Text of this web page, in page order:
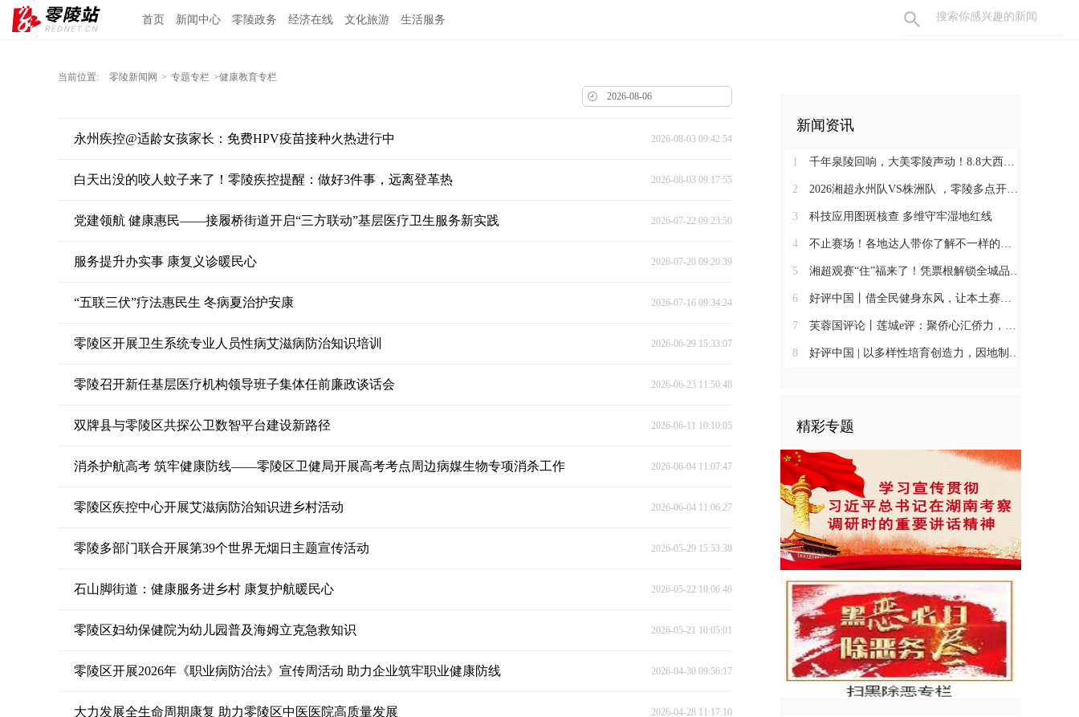
首页 新闻中心 零陵政务 经济在线 文化旅游 生活服务
当前位置: 零陵新闻网 > 专题专栏 >健康教育专栏
永州疾控@适龄女孩家长：免费HPV疫苗接种火热进行中 2026-08-03 09:42:54
白天出没的咬人蚊子来了！零陵疾控提醒：做好3件事，远离登革热 2026-08-03 09:17:55
党建领航 健康惠民——接履桥街道开启“三方联动”基层医疗卫生服务新实践 2026-07-22 09:23:50
服务提升办实事 康复义诊暖民心 2026-07-20 09:20:39
“五联三伏”疗法惠民生 冬病夏治护安康 2026-07-16 09:34:24
零陵区开展卫生系统专业人员性病艾滋病防治知识培训 2026-06-29 15:33:07
零陵召开新任基层医疗机构领导班子集体任前廉政谈话会 2026-06-23 11:50:48
双牌县与零陵区共探公卫数智平台建设新路径 2026-06-11 10:10:05
消杀护航高考 筑牢健康防线——零陵区卫健局开展高考考点周边病媒生物专项消杀工作 2026-06-04 11:07:47
零陵区疾控中心开展艾滋病防治知识进乡村活动 2026-06-04 11:06:27
零陵多部门联合开展第39个世界无烟日主题宣传活动 2026-05-29 15:53:38
石山脚街道：健康服务进乡村 康复护航暖民心 2026-05-22 10:06:46
零陵区妇幼保健院为幼儿园普及海姆立克急救知识 2026-05-21 10:05:01
零陵区开展2026年《职业病防治法》宣传周活动 助力企业筑牢职业健康防线 2026-04-30 09:56:17
大力发展全生命周期康复 助力零陵区中医医院高质量发展 2026-04-28 11:17:10
新闻资讯
1 千年泉陵回响，大美零陵声动！8.8大西门戏梦广场，一天穿越古今，共赴文旅盛宴
2 2026湘超永州队VS株洲队 ，零陵多点开设第二现场+赛事接驳车暖心上线
3 科技应用图斑核查 多维守牢湿地红线
4 不止赛场！各地达人带你了解不一样的永州
5 湘超观赛“住”福来了！凭票根解锁全城品质住宿低价！
6 好评中国丨借全民健身东风，让本土赛事撬动消费新增长
7 芙蓉国评论丨莲城e评：聚侨心汇侨力，山海万里皆家国
8 好评中国 | 以多样性培育创造力，因地制宜发展新质生产力
精彩专题